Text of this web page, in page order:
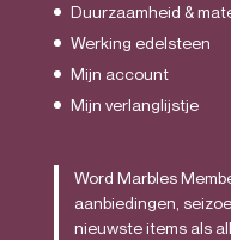
Duurzaamheid &
Werking edelsteen
Mijn account
Mijn verlanglijstje
Word Marbles
aanbiedingen,
nieuwste items als